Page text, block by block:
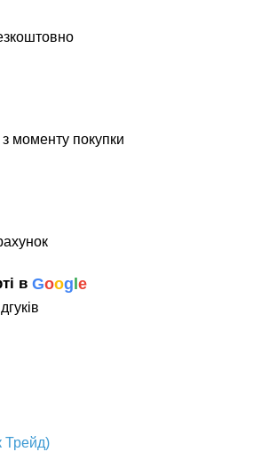
моменту покупки
в Goog e
Трейд)